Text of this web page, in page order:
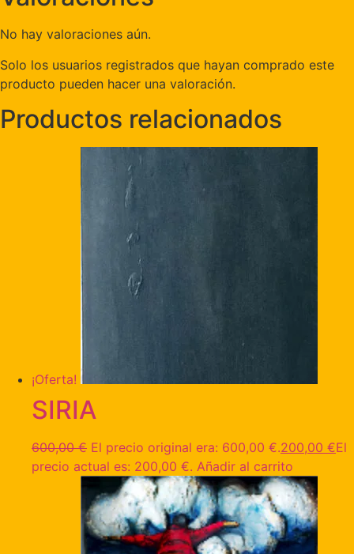
No hay valoraciones aún.
Solo los usuarios registrados que hayan comprado este
producto pueden hacer una valoración.
Productos relacionados
¡Oferta!
SIRIA
600,00€ El precio original era: 600,00 €.200,00 €El
precio actual es: 200,00 €. Añadir al carrito